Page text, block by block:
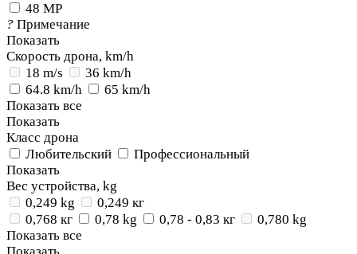
48 MP
? Примечание
Показать
Скорость дрона, km/h
18 m/s
36 km/h
64.8 km/h
65 km/h
Показать все
Показать
Класс дрона
Любительский
Профессиональный
Показать
Вес устройства, kg
0,249 kg
0,249 кг
0,768 кг
0,78 kg 0,78 - 0,83 кг
0,780 kg
Показать все